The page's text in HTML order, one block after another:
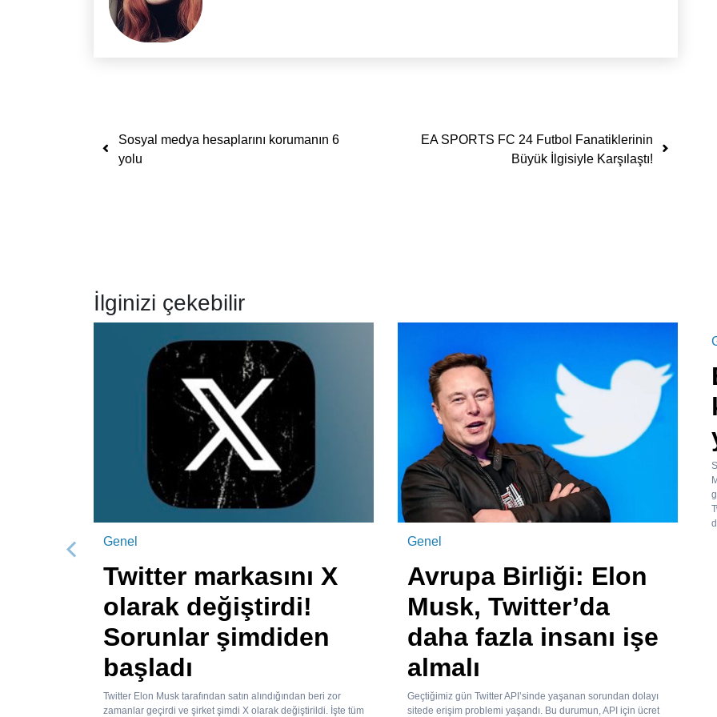
Yazı dolaşımı
Sosyal medya hesaplarını korumanın 6
yolu
EA SPORTS FC 24 Futbol Fanatiklerinin
Büyük İlgisiyle Karşılaştı!
İlginizi çekebilir
Genel
Twitter markasını X
olarak değiştirdi!
Sorunlar şimdiden
başladı
Twitter Elon Musk tarafından satın alındığından beri zor
zamanlar geçirdi ve şirket şimdi X olarak değiştirildi. İşte tüm
Genel
Avrupa Birliği: Elon
Musk, Twitter’da
daha fazla insanı işe
almalı
Geçtiğimiz gün Twitter API’sinde yaşanan sorundan dolayı
sitede erişim problemi yaşandı. Bu durumun, API için ücret
Önceki